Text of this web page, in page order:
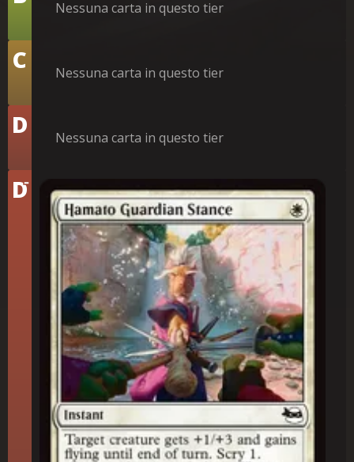
Nessuna carta in questo tier
Tier
C Nessuna carta in questo tier
Tier
D Nessuna carta in questo tier
Tier
D-
Posa da Protettore di Hamato